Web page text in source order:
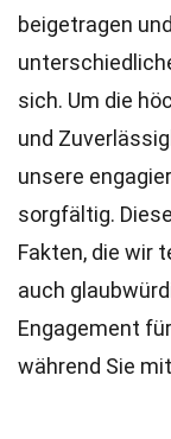
beigetragen
sich. Um die
und
unsere
sorgfältig.
Fakten, die wir
auch
Engagement
während Sie